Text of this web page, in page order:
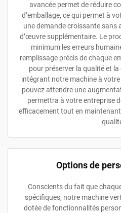
avancée permet de réduire
d’emballage, ce qui permet à
une demande croissante sans
d’œuvre supplémentaire. Le
minimum les erreurs
remplissage précis de chaque
pour préserver la qualité et
intégrant notre machine à
pouvez attendre une
permettra à votre entreprise
efficacement tout en
Options de
Conscients du fait que
spécifiques, notre machine
dotée de fonctionnalités